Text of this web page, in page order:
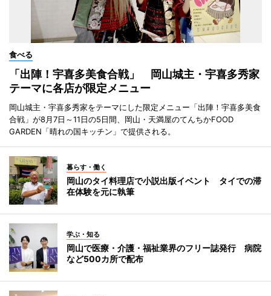
食べる
「出陣！宇喜多美食合戦」 岡山城主・宇喜多秀家
テーマに各店が限定メニュー
岡山城主・宇喜多秀家をテーマにした限定メニュー「出陣！宇喜多美食
合戦」が8月7日～11日の5日間、岡山・天満屋のてんちかFOOD
GARDEN「晴れの国キッチン」で提供される。
暮らす・働く
岡山のタイ料理店で小説出版イベント タイでの滞
在体験を元に執筆
学ぶ・知る
岡山で医療・介護・福祉業界のフリー誌発行 病院
など500カ所で配布